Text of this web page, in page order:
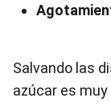
Salvando las
azúcar es